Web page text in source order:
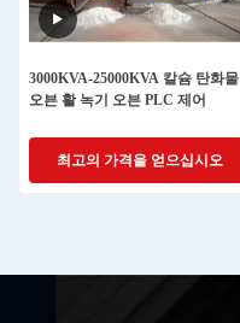
3000KVA-25000KVA 칼슘 탄화물
오븐 활 녹기 오븐 PLC 제어
최고의 가격을 얻으십시오